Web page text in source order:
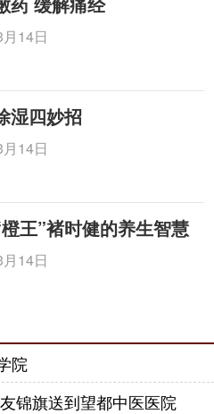
14日
湿四妙招
14日
王”褚时健的养生智慧
14日
院
锦旗送到望都中医医院